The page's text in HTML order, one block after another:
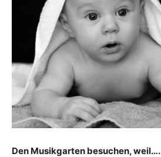
Den Musikgarten besuchen, weil….